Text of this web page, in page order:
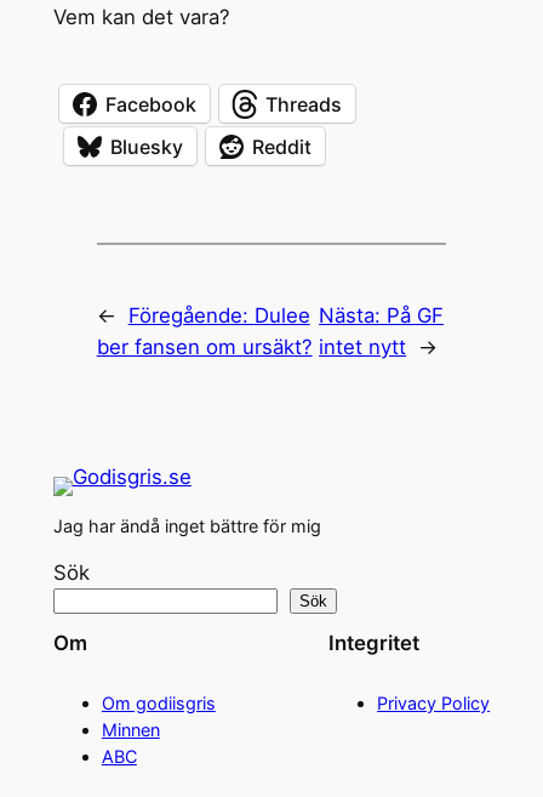
Vem kan det vara?
Facebook
Threads
Bluesky
Reddit
← Föregående: Dulee
ber fansen om ursäkt?
Nästa: På GF
intet nytt →
Jag har ändå inget bättre för mig
Sök
Sök
Om
Om godiisgris
Minnen
ABC
Integritet
Privacy Policy